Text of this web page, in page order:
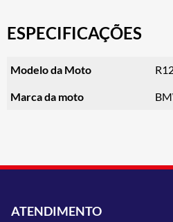
ESPECIFICAÇÕES
Modelo da Moto
Marca da moto
ATENDIMENTO